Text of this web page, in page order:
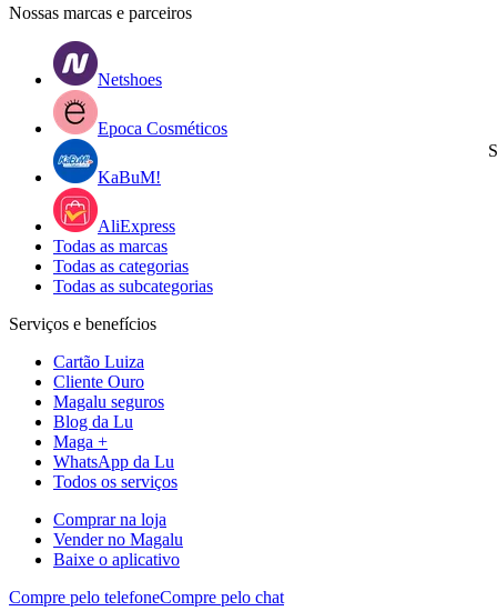
Nossas marcas e parceiros
Netshoes
Epoca Cosméticos
KaBuM!
AliExpress
Todas as marcas
Todas as categorias
Todas as subcategorias
Serviços e benefícios
Cartão Luiza
Cliente Ouro
Magalu seguros
Blog da Lu
Maga +
WhatsApp da Lu
Todos os serviços
Comprar na loja
Vender no Magalu
Baixe o aplicativo
Compre pelo telefoneCompre pelo chat